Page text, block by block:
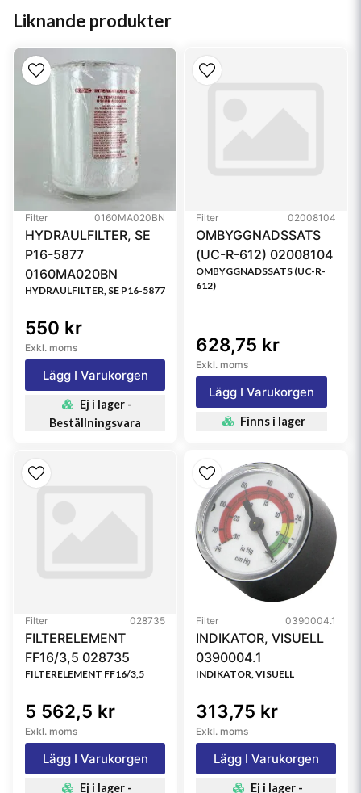
Efficiency Test Std
Type Secondary
Style Spin-On
Media Type
Primary Application
Referensfilter:
BF7948, 6003113520, 6003113550, 6003113580,
6003193520, 6003193550, 6003193580, 3948,
J8623520, FC5614, SK3035, SFF3520, 33948
Liknande produkter
Filter 0160MA020BN
HYDRAULFILTER, SE
P16-5877
0160MA020BN
HYDRAULFILTER, SE P16-5877
550 kr
Exkl. moms
Lägg I Varukorgen
Ej i lager -
Beställningsvara
Filter 02008104
OMBYGGNADSSATS
(UC-R-612) 02008104
OMBYGGNADSSATS (UC-R-
612)
628,75 kr
Exkl. moms
Lägg I Varukorgen
Finns i lager
Filter 028735
FILTERELEMENT
FF16/3,5 028735
FILTERELEMENT FF16/3,5
5 562,5 kr
Exkl. moms
Lägg I Varukorgen
Ej i lager -
Filter 0390004.1
INDIKATOR, VISUELL
0390004.1
INDIKATOR, VISUELL
313,75 kr
Exkl. moms
Lägg I Varukorgen
Ej i lager -